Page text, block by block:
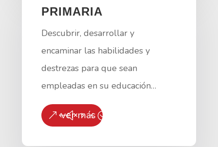
PRIMARIA
Descubrir, desarrollar y
encaminar las habilidades y
destrezas para que sean
empleadas en su educación…
ver más